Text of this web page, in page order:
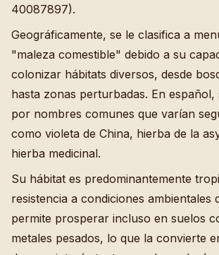
40087897).
Geográficamente, se le clasifica a
"maleza comestible" debido a su
colonizar hábitats diversos, desde
hasta zonas perturbadas. En español,
por nombres comunes que varían
como violeta de China, hierba de la
hierba medicinal.
Su hábitat es predominantemente
resistencia a condiciones ambientales
permite prosperar incluso en suelos
metales pesados, lo que la convierte